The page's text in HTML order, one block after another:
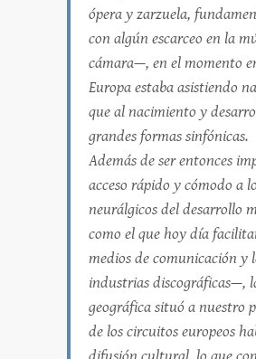
ópera y zarzuela,
con algún escarceo en la
cámara—, en el momento
Europa estaba asistiendo
que al nacimiento y
grandes formas sinfónicas.
Además de ser entonces
acceso rápido y cómodo a
neurálgicos del desarrollo
como el que hoy día
medios de comunicación y
industrias discográficas—,
geográfica situó a nuestro
de los circuitos europeos